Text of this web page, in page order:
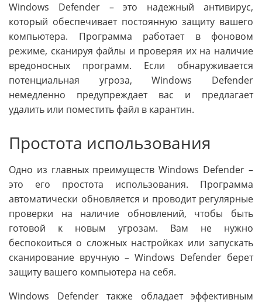
Windows Defender – это надежный антивирус,
который обеспечивает постоянную защиту вашего
компьютера. Программа работает в фоновом
режиме, сканируя файлы и проверяя их на наличие
вредоносных программ. Если обнаруживается
потенциальная угроза, Windows Defender
немедленно предупреждает вас и предлагает
удалить или поместить файл в карантин.
Простота использования
Одно из главных преимуществ Windows Defender –
это его простота использования. Программа
автоматически обновляется и проводит регулярные
проверки на наличие обновлений, чтобы быть
готовой к новым угрозам. Вам не нужно
беспокоиться о сложных настройках или запускать
сканирование вручную – Windows Defender берет
защиту вашего компьютера на себя.
Windows Defender также обладает эффективным